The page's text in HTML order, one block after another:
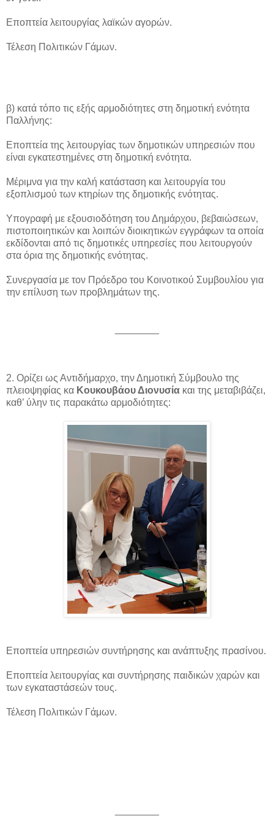
Εποπτεία λειτουργίας λαϊκών αγορών.
Τέλεση Πολιτικών Γάμων.
β) κατά τόπο τις εξής αρμοδιότητες στη δημοτική ενότητα
Παλλήνης:
Εποπτεία της λειτουργίας των δημοτικών υπηρεσιών που
είναι εγκατεστημένες στη δημοτική ενότητα.
Μέριμνα για την καλή κατάσταση και λειτουργία του
εξοπλισμού των κτηρίων της δημοτικής ενότητας.
Υπογραφή με εξουσιοδότηση του Δημάρχου, βεβαιώσεων,
πιστοποιητικών και λοιπών διοικητικών εγγράφων τα οποία
εκδίδονται από τις δημοτικές υπηρεσίες που λειτουργούν
στα όρια της δημοτικής ενότητας.
Συνεργασία με τον Πρόεδρο του Κοινοτικού Συμβουλίου για
την επίλυση των προβλημάτων της.
2. Ορίζει ως Αντιδήμαρχο, την Δημοτική Σύμβουλο της
πλειοψηφίας κα Κουκουβάου Διονυσία και της μεταβιβάζει,
καθ’ ύλην τις παρακάτω αρμοδιότητες:
Εποπτεία υπηρεσιών συντήρησης και ανάπτυξης πρασίνου.
Εποπτεία λειτουργίας και συντήρησης παιδικών χαρών και
των εγκαταστάσεών τους.
Τέλεση Πολιτικών Γάμων.